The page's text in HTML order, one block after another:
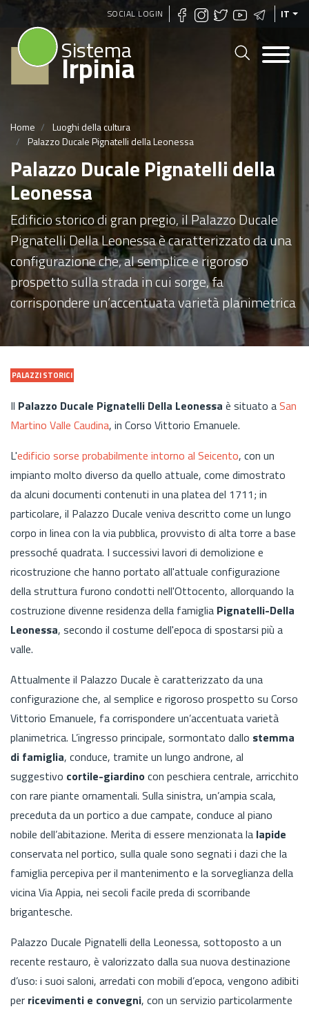
Salta
SOCIAL LOGIN IT
Sistema
Irpinia
Home
Luoghi della cultura
Palazzo Ducale Pignatelli della Leonessa
Palazzo Ducale Pignatelli della
Leonessa
Edificio storico di gran pregio, il Palazzo Ducale
Pignatelli Della Leonessa è caratterizzato da una
configurazione che, al semplice e rigoroso
prospetto sulla strada in cui sorge, fa
corrispondere un’accentuata varietà planimetrica
PALAZZI STORICI
Il Palazzo Ducale Pignatelli Della Leonessa è situato aSan
Martino Valle Caudina, in Corso Vittorio Emanuele.
L'edificio sorse probabilmente intorno al Seicento, con un
impianto molto diverso da quello attuale, come dimostrato
da alcuni documenti contenuti in una platea del 1711; in
particolare, il Palazzo Ducale veniva descritto come un lungo
corpo in linea con la via pubblica, provvisto di alta torre a base
pressoché quadrata. I successivi lavori di demolizione e
ricostruzione che hanno portato all'attuale configurazione
della struttura furono condotti nell'Ottocento, allorquando la
costruzione divenne residenza della famiglia Pignatelli-Della
Leonessa, secondo il costume dell'epoca di spostarsi più a
valle.
Attualmente il Palazzo Ducale è caratterizzato da una
configurazione che, al semplice e rigoroso prospetto su Corso
Vittorio Emanuele, fa corrispondere un’accentuata varietà
planimetrica. L’ingresso principale, sormontato dallo stemma
di famiglia, conduce, tramite un lungo androne, al
suggestivo cortile-giardinocon peschiera centrale, arricchito
con rare piante ornamentali. Sulla sinistra, un’ampia scala,
preceduta da un portico a due campate, conduce al piano
nobile dell’abitazione. Merita di essere menzionata la lapide
conservata nel portico, sulla quale sono segnati i dazi che la
famiglia percepiva per il mantenimento e la sorveglianza della
vicina Via Appia, nei secoli facile preda di scorribande
brigantesche.
Palazzo Ducale Pignatelli della Leonessa, sottoposto a un
recente restauro, è valorizzato dalla sua nuova destinazione
d’uso: i suoi saloni, arredati con mobili d’epoca, vengono adibiti
per ricevimenti e convegni, con un servizio particolarmente